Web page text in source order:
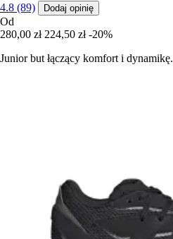
4.8 (89) Dodaj opinię
Od
280,00 zł 224,50 zł -20%
Junior but łączący komfort i dynamikę.